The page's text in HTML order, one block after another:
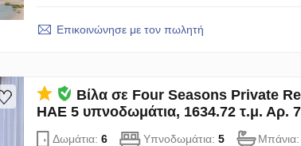
Επικοινώνησε με τον πωλητή
Βίλα σε Four Seasons Private
ΗΑΕ 5 υπνοδωμάτια, 1634.72 τ.μ. Αρ.
Δωμάτια: 6 Υπνοδωμάτια: 5 Μπάνια: